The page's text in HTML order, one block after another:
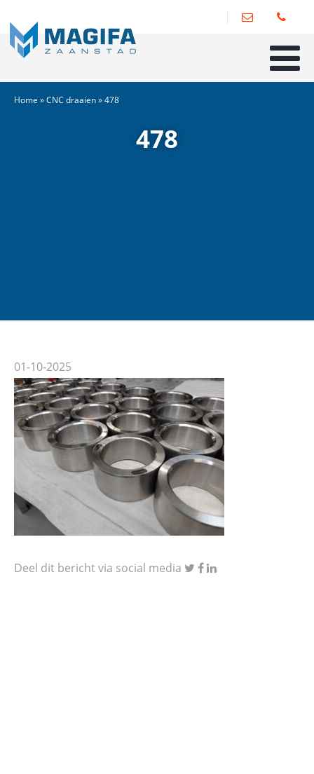
Home »CNC draaien»478
478
01-10-2025
Deel dit bericht via social media